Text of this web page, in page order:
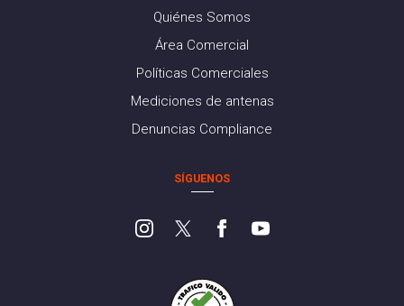
Quiénes Somos
Área Comercial
Políticas Comerciales
Mediciones de antenas
Denuncias Compliance
SÍGUENOS